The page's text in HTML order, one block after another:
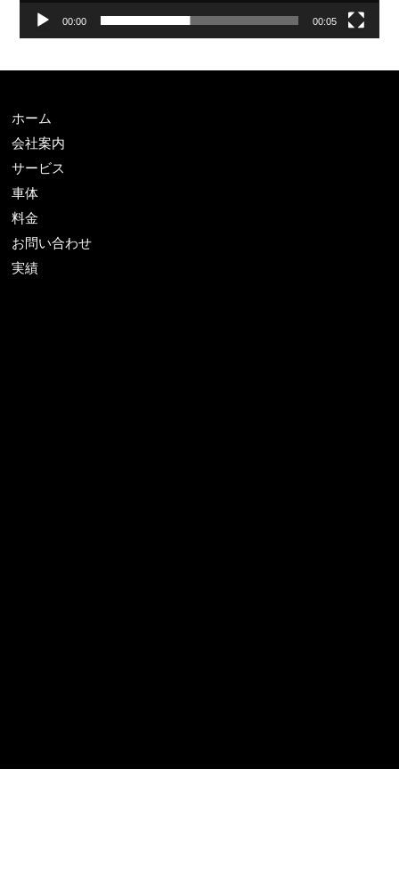
00:00 00:05
ホーム
会社案内
サービス
車体
料金
お問い合わせ
実績